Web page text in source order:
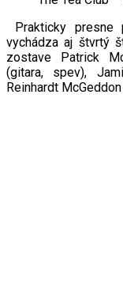
Prakticky presne
vychádza aj štvrtý
zostave Patrick
(gitara, spev),
Reinhardt